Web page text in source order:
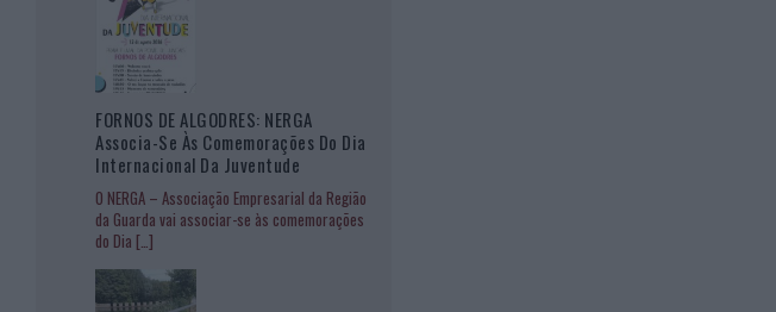
FORNOS DE ALGODRES: NERGA
Associa-Se Às Comemorações Do Dia
Internacional Da Juventude
O NERGA – Associação Empresarial da Região
da Guarda vai associar-se às comemorações
do Dia […]